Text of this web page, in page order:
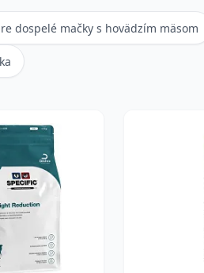
dospelé mačky s hovädzím mäsom